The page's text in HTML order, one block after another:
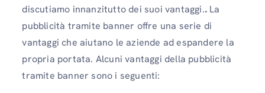
discutiamo innanzitutto dei suoi vantaggi.. La
pubblicità tramite banner offre una serie di
vantaggi che aiutano le aziende ad espandere la
propria portata. Alcuni vantaggi della pubblicità
tramite banner sono i seguenti: